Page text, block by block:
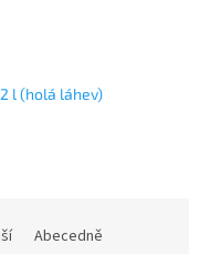
l (holá láhev)
Abecedně